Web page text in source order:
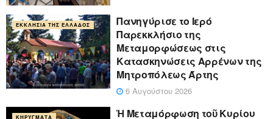
ΕΚΚΛΗΣΊΑ ΤΗΣ ΕΛΛΆΔΟΣ
Πανηγύρισε το Ιερό
Παρεκκλήσιο της
Μεταμορφώσεως στις
Κατασκηνώσεις Αρρένων της
Μητροπόλεως Άρτης
6 Αυγούστου 2026
ΚΗΡΎΓΜΑΤΑ
Ἡ Μεταμόρφωση τοῦ Κυρίου